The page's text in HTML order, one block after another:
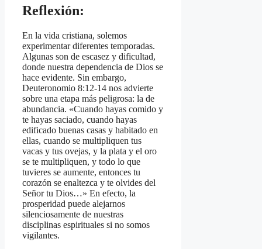
Reflexión:
En la vida cristiana, solemos
experimentar diferentes temporadas.
Algunas son de escasez y dificultad,
donde nuestra dependencia de Dios se
hace evidente. Sin embargo,
Deuteronomio 8:12-14 nos advierte
sobre una etapa más peligrosa: la de
abundancia. «Cuando hayas comido y
te hayas saciado, cuando hayas
edificado buenas casas y habitado en
ellas, cuando se multipliquen tus
vacas y tus ovejas, y la plata y el oro
se te multipliquen, y todo lo que
tuvieres se aumente, entonces tu
corazón se enaltezca y te olvides del
Señor tu Dios…» En efecto, la
prosperidad puede alejarnos
silenciosamente de nuestras
disciplinas espirituales si no somos
vigilantes.